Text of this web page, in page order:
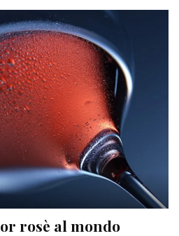
rosè al mondo